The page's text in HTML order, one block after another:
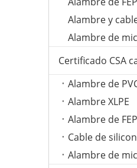
Alambre y
Alambre de
Certificado CSA
Alambre de
Alambre XLPE
Alambre de
Cable de
Alambre de